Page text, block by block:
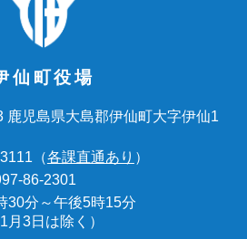
仙町役場
鹿児島県大島郡伊仙町大字伊仙1
（各課直通あり ）
86-2301
30分～午後5時15分
3日は除く）